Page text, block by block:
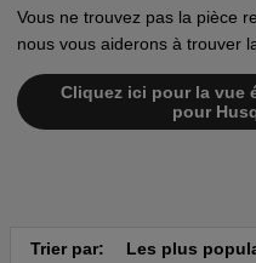
Vous ne trouvez pas la pièce
nous vous aiderons à trouver
Cliquez ici pour la vue
pour
Trier par: Les plus